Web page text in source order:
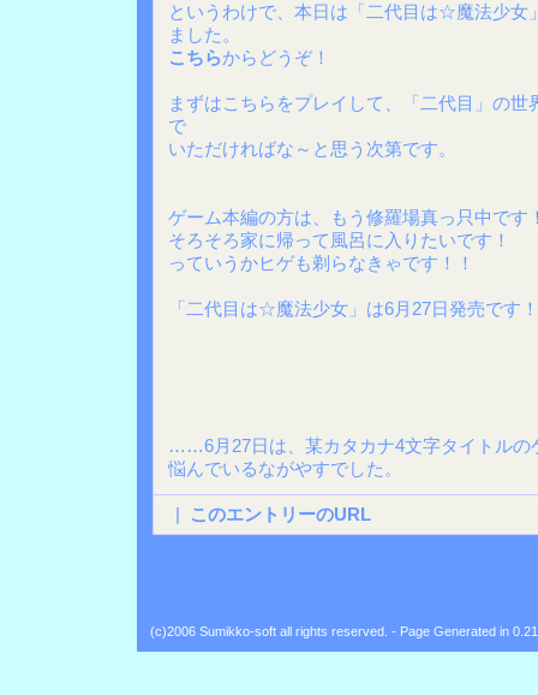
というわけで、本日は「二代目は☆魔法少女
ました。
こちらからどうぞ！
まずはこちらをプレイして、「二代目」の
で
いただければな～と思う次第です。
ゲーム本編の方は、もう修羅場真っ只中です
そろそろ家に帰って風呂に入りたいです！
っていうかヒゲも剃らなきゃです！！
「二代目は☆魔法少女」は6月27日発売です
……6月27日は、某カタカナ4文字タイトルの
悩んでいるながやすでした。
| このエントリーのURL
(c)2006 Sumikko-soft all rights reserved. - Page Generated in